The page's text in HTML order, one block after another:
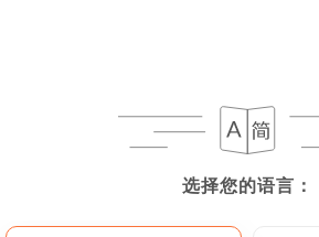
选择您的语言：
选择您的语言：